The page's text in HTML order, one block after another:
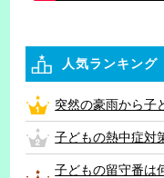
人気ランキング
突然の豪雨から子
子どもの熱中症対
子どもの留守番は